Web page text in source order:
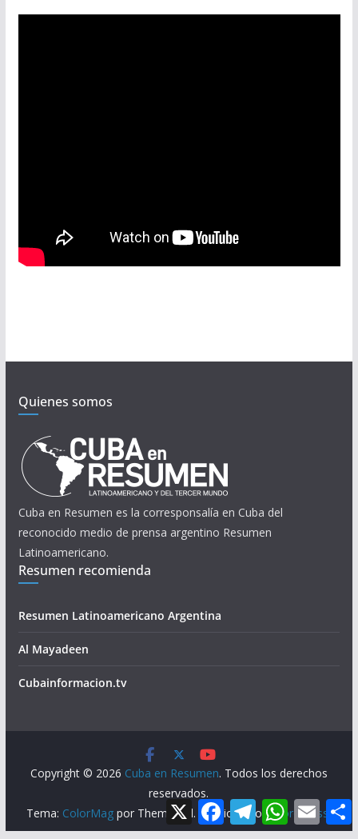
Quienes somos
Cuba en Resumen es la corresponsalía en Cuba del
reconocido medio de prensa argentino Resumen
Latinoamericano.
Resumen recomienda
Resumen Latinoamericano Argentina
Al Mayadeen
Cubainformacion.tv
Copyright © 2026 Cuba en Resumen. Todos los derechos
reservados.
Tema: ColorMag por ThemeGrill. Funciona conWordPress .
X F
a
c
T
e
l
W
h
a
E
m
a